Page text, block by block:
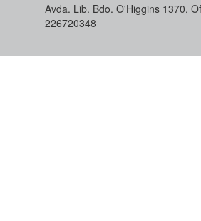
Avda. Lib. Bdo. O'Higgins 1370,
226720348